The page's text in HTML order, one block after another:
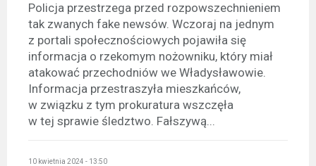
Policja przestrzega przed rozpowszechnieniem
tak zwanych fake newsów. Wczoraj na jednym
z portali społecznościowych pojawiła się
informacja o rzekomym nożowniku, który miał
atakować przechodniów we Władysławowie.
Informacja przestraszyła mieszkańców,
w związku z tym prokuratura wszczęła
w tej sprawie śledztwo. Fałszywą...
10 kwietnia 2024 - 13:50